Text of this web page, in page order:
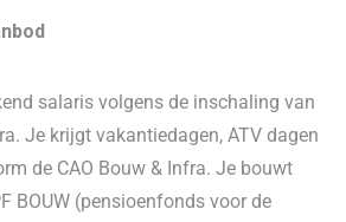
salaris volgens de inschaling van
Je krijgt vakantiedagen, ATV dagen
de CAO Bouw & Infra. Je bouwt
BOUW (pensioenfonds voor de